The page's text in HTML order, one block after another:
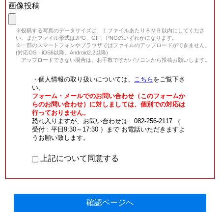
画像投稿
※投稿する写真のデータサイズは、１ファイルあたり８ＭＢ以内にしてくださ
い。またファイル形式はJPG、GIF、PNGのいずれかになります。
※一部のスマートフォンやブラウザではファイルのアップロードができません。
(対応OS：iOS6以降、Android2.2以降)
アップロードできない場合は、お手数ですがパソコンから投稿お願いします。
・個人情報の取り扱いについては、 こちら をご覧下さ
い。
フォーム・メールでのお問い合わせ（このフォームか
らのお問い合わせ）に対しましては、個別での対応は
行っておりません。
恐れ入りますが、お問い合わせは 082-256-2117 （
受付：平日9:30～17:30 ）まで お電話いただきますよ
うお願い致します。
上記について同意する
確認ページへ